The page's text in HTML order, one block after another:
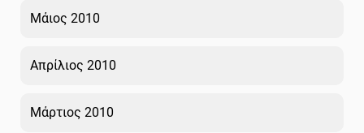
Μάιος 2010
Απρίλιος 2010
Μάρτιος 2010